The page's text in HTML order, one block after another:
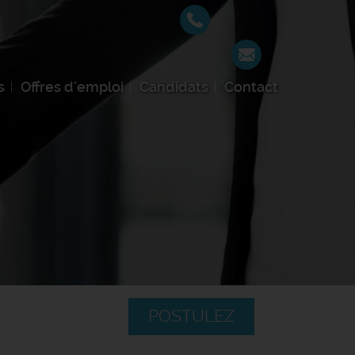
Offres d'emploi Candidats Contact
POSTULEZ